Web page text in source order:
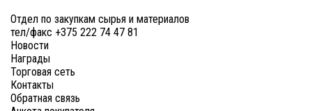
Отдел по закупкам сырья и материалов
тел/факс +375 222 74 47 81
Новости
Награды
Торговая сеть
Контакты
Обратная связь